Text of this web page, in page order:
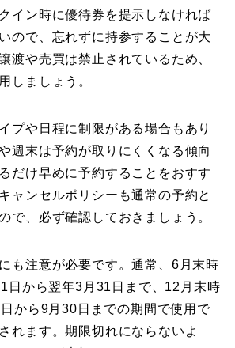
イン時に優待券を提示しなければ
ので、忘れずに持参することが大
渡や売買は禁止されているため、
しましょう。
プや日程に制限がある場合もあり
週末は予約が取りにくくなる傾向
だけ早めに予約することをおすす
ャンセルポリシーも通常の予約と
で、必ず確認しておきましょう。
も注意が必要です。通常、6月末時
日から翌年3月31日まで、12月末時
から9月30日までの期間で使用で
れます。期限切れにならないよ